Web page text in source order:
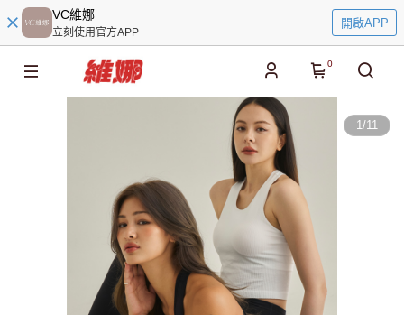
VC維娜
立刻使用官方APP
開啟APP
0
1/11